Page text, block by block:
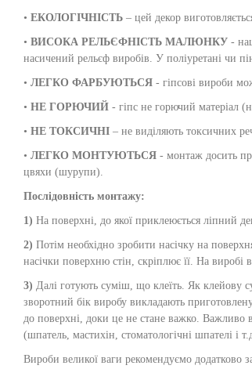
• ЕКОЛОГІЧНІСТЬ – цей декор
• ВИСОКА РЕЛЬЄФНІСТЬ МАЛЮНКУ -
насичений рельєф виробів. У поліуретані чи
• ЛЕГКО ФАРБУЮТЬСЯ - гіпсові вироби
• НЕ ГОРЮЧИЙ - гіпс не горючий матеріал
• НЕ ТОКСИЧНІ – не виділяють токсичних
• ЛЕГКО МОНТУЮТЬСЯ - монтаж досить
цвяхи (шурупи).
Послідовність монтажу:
1) На поверхні, до якої приклеюється ліпний
2) Потім необхідно зробити насічку на
насічки поверхню стін, скріплює її. На
3) Далі готують суміш, що клеїть. Як клейову
зворотний бік виробу викладають
до поверхні, доки це не стане важко. Важливо
(шпатель, мастихін, стоматологічні шпателі
Вироби великої ваги рекомендуємо